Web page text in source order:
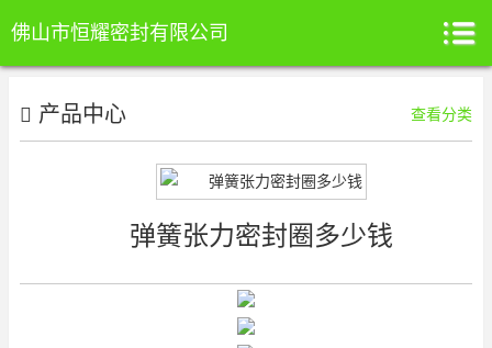
佛山市恒耀密封有限公司
产品中心 查看分类
弹簧张力密封圈多少钱